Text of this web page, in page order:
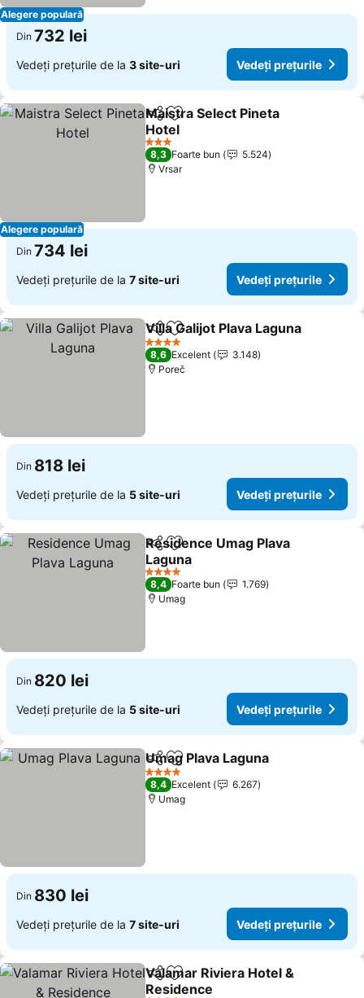
Alegere populară
Din 732 lei
Vedeți prețurile de la 3 site-uri Vedeți prețurile
Alegere populară
DistribuițiAdăugaţi la favorite
Maistra Select Pineta
Hotel
3 Stele
8,3 Foarte bun
5.524
Vrsar
Din 734 lei
Vedeți prețurile de la 7 site-uri Vedeți prețurile
DistribuițiAdăugaţi la favorite
Villa Galijot Plava Laguna
4 Stele
8,6 Excelent
3.148
Poreč
Din 818 lei
Vedeți prețurile de la 5 site-uri Vedeți prețurile
DistribuițiAdăugaţi la favorite
Residence Umag Plava
Laguna
4 Stele
8,4 Foarte bun
1.769
Umag
Din 820 lei
Vedeți prețurile de la 5 site-uri Vedeți prețurile
DistribuițiAdăugaţi la favorite
Umag Plava Laguna
4 Stele
8,4 Excelent
6.267
Umag
Din 830 lei
Vedeți prețurile de la 7 site-uri Vedeți prețurile
DistribuițiAdăugaţi la favorite
Valamar Riviera Hotel &
Residence